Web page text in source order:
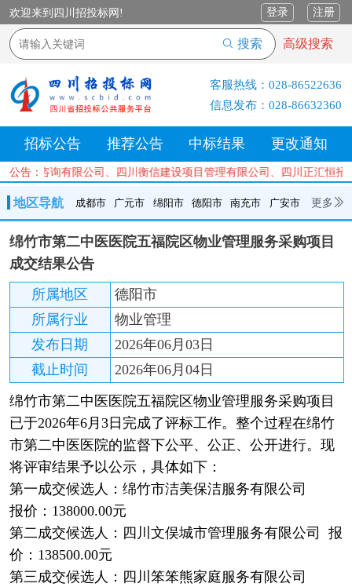
欢迎来到四川招投标网! 登录 注册
搜索 高级搜索
客服热线： 028-86522636
信息发布： 028-86632360
招标公告 推荐公告 中标结果 更改通知
公告：咨询有限公司、四川衡信建设项目管理有限公司、四川正
地区导航 成都市 广元市 绵阳市 德阳市 南充市 广安市 更多
成都市 广元市 绵阳市 德阳市 南充市 广安市
遂宁市
内江市
乐山市
达州市
资阳市 眉山市 雅安市 阿坝州 甘孜州 凉山州
绵竹市第二中医医院五福院区物业管理服务采购项目
成交结果公告
所属地区
德阳市
所属行业
物业管理
发布日期
2026年06月03日
截止时间
2026年06月04日
绵竹市第二中医医院五福院区物业管理服务采购项目
已于2026年6月3日完成了评标工作。整个过程在绵竹
市第二中医医院的监督下公平、公正、公开进行。现
将评审结果予以公示，具体如下：
第一成交候选人：绵竹市洁美保洁服务有限公司
报价：138000.00元
第二成交候选人：四川文俣城市管理服务有限公司 报
价：138500.00元
第三成交候选人：四川笨笨熊家庭服务有限公司